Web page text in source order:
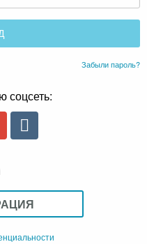
Забыли пароль?
соцсеть: